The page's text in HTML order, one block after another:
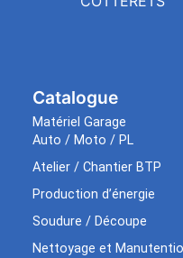
Catalogue
Matériel Garage
Auto / Moto / PL
Atelier / Chantier BTP
Production d’énergie
Soudure / Découpe
Nettoyage et